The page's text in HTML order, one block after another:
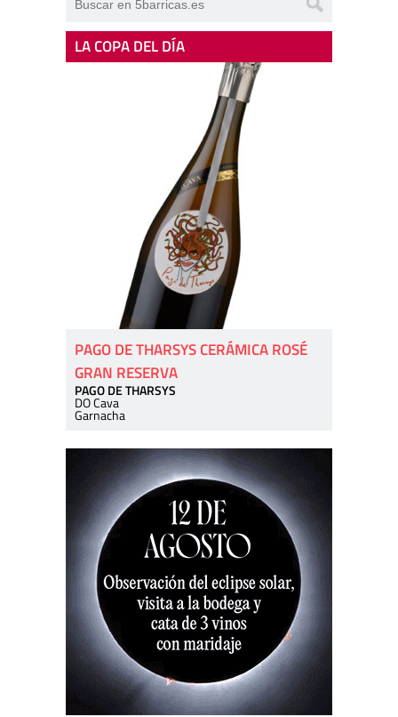
LA COPA DEL DÍA
PAGO DE THARSYS CERÁMICA ROSÉ
GRAN RESERVA
PAGO DE THARSYS
DO Cava
Garnacha